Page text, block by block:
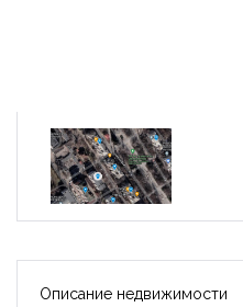
Описание недвижимости